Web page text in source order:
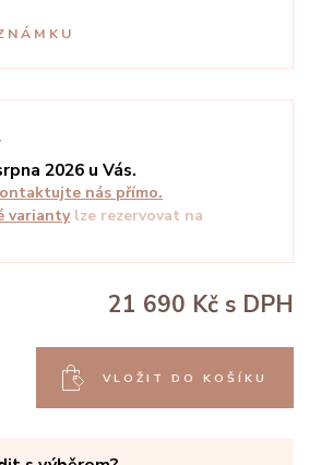
2026 u Vás.
nás přímo.
varianty lze rezervovat na
21 690 Kč s DPH
VLOŽIT DO KOŠÍKU